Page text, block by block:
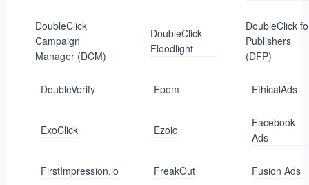
DoubleClick
Campaign
Manager (DCM)
DoubleClick
Floodlight
DoubleClick
Publishers
(DFP)
DoubleVerify Epom EthicalAds
ExoClick Ezoic
Facebook
Ads
FirstImpression.io FreakOut Fusion Ads